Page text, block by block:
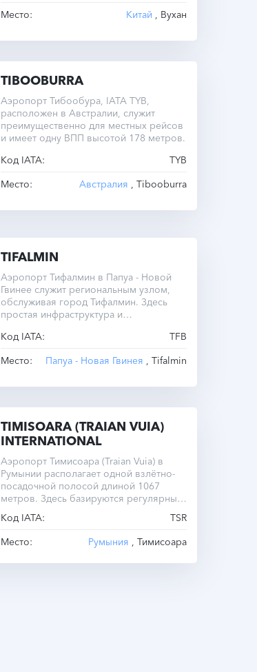
Место:
Китай , Вухан
TIBOOBURRA
Аэропорт Тибообура, IATA TYB,
расположен в Австралии, служит
преимущественно для местных рейсов
и имеет одну ВПП высотой 178 метров.
Код IATA:
TYB
Место:
Австралия , Tibooburra
TIFALMIN
Аэропорт Тифалмин в Папуа - Новой
Гвинее служит региональным узлом,
обслуживая город Тифалмин. Здесь
простая инфраструктура и
Код IATA:
TFB
Место:
Папуа - Новая Гвинея , Tifalmin
TIMISOARA (TRAIAN VUIA)
INTERNATIONAL
Аэропорт Тимисоара (Traian Vuia) в
Румынии располагает одной взлётно-
посадочной полосой длиной 1067
метров. Здесь базируются регулярные
международных направлений.
Код IATA:
TSR
Место:
Румыния , Тимисоара